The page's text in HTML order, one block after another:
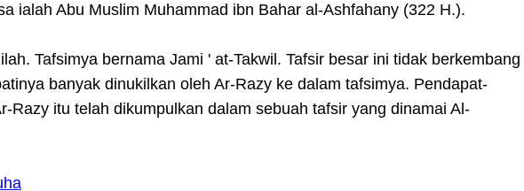
ialah Abu Muslim Muhammad ibn Bahar al-Ashfahany (322 H.).
Tafsimya bernama Jami ' at-Takwil. Tafsir besar ini tidak berkembang
banyak dinukilkan oleh Ar-Razy ke dalam tafsimya. Pendapat-
Razy itu telah dikumpulkan dalam sebuah tafsir yang dinamai Al-